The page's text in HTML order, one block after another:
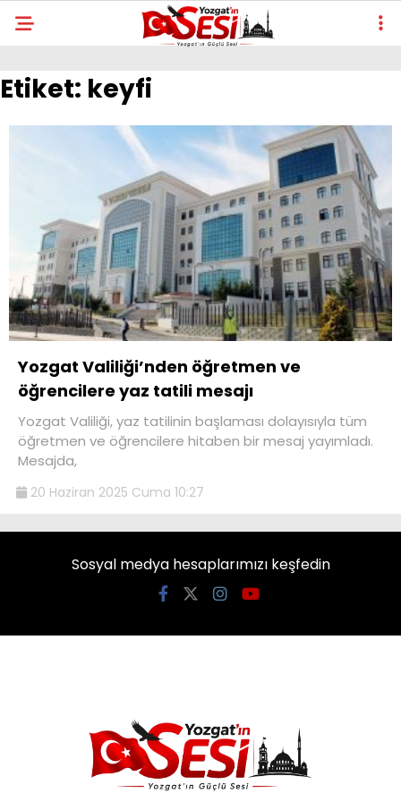
Etiket: keyfi
Yozgat Valiliği’nden öğretmen ve
öğrencilere yaz tatili mesajı
Yozgat Valiliği, yaz tatilinin başlaması dolayısıyla tüm
öğretmen ve öğrencilere hitaben bir mesaj yayımladı.
Mesajda,
20 Haziran 2025 Cuma 10:27
Sosyal medya hesaplarımızı keşfedin